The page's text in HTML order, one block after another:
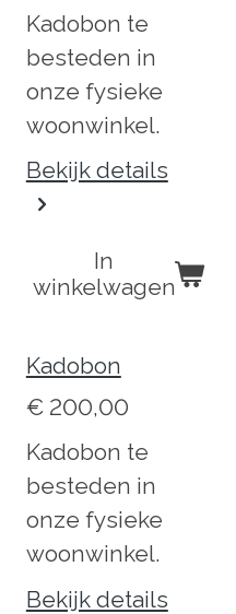
Kadobon te
besteden in
onze fysieke
woonwinkel.
Bekijk details
In
winkelwagen
Kadobon
€ 200,00
Kadobon te
besteden in
onze fysieke
woonwinkel.
Bekijk details